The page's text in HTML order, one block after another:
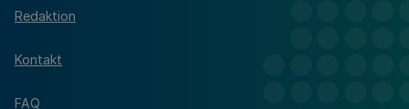
Redaktion
Kontakt
FAQ